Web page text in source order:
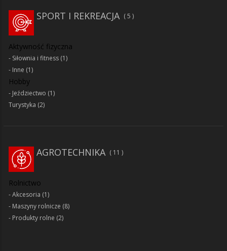
SPORT I REKREACJA 5
Aktywność fizyczna
Siłownia i fitness (1)
Inne (1)
Hobby
Jeździectwo (1)
Turystyka (2)
AGROTECHNIKA 11
Rolnictwo
Akcesoria (1)
Maszyny rolnicze (8)
Produkty rolne (2)